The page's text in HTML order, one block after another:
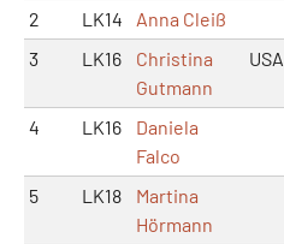
2 LK14 Anna Cleiß
3
LK16
Christina
Gutmann
USA
4 LK16
Daniela
Falco
5 LK18
Martina
Hörmann